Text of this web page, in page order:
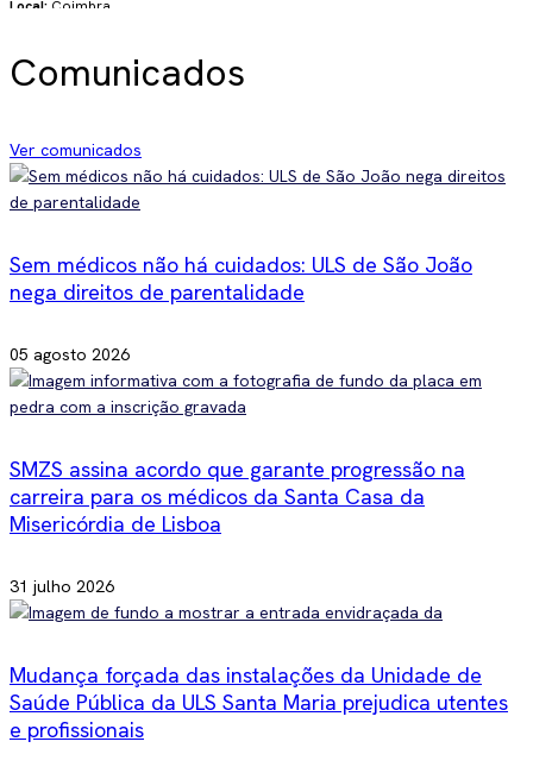
Local: Coimbra
Data:
30.10.2026 14:30 - 17:00
Local:
Lisboa
Fórum FNAM: Trabalho médico na aposentação:
Data:14.11.2026 10:00 - 13:00
Local:Lisboa
Comunicados
Ver comunicados
Sem médicos não há cuidados: ULS de São João
nega direitos de parentalidade
05 agosto 2026
SMZS assina acordo que garante progressão na
carreira para os médicos da Santa Casa da
Misericórdia de Lisboa
31 julho 2026
Mudança forçada das instalações da Unidade de
Saúde Pública da ULS Santa Maria prejudica utentes
e profissionais